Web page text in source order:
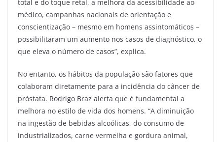
total e do toque retal, a melhora da acessibilidade ao
médico, campanhas nacionais de orientação e
conscientização – mesmo em homens assintomáticos –
possibilitaram um aumento nos casos de diagnóstico, o
que eleva o número de casos”, explica.
No entanto, os hábitos da população são fatores que
colaboram diretamente para a incidência do câncer de
próstata. Rodrigo Braz alerta que é fundamental a
melhora no estilo de vida dos homens. “A diminuição
na ingestão de bebidas alcoólicas, do consumo de
industrializados, carne vermelha e gordura animal,